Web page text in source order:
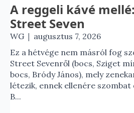
A reggeli kávé
Street Seven
WG | augusztus 7, 2026
Ez a hétvége nem másról fog
Street Sevenről (bocs, Sziget
bocs, Bródy János), mely
létezik, ennek ellenére
B...